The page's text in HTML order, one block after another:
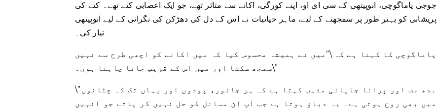
جوجی یاماگوچی، انوپیتھی کے سی ای او، اپنے کورگی، اکانے سے متاثر تھے، جو ایک اعصابی کتے تھے۔ کتے کی
پریشانی کو بہتر طور پر سمجھنے کے لیے، ماہر حیاتیات نے اس کے دل کی دھڑکن کی نگرانی کے لیے انوپیتھی
تیار کی۔
یاماگوچی کا کہنا ہے کہ \”میں نے ہمیشہ محسوس کیا کہ میں اکانے کو اچھی طرح سے نہیں
سمجھ سکتا اور میں اس کے قریب جانا چاہتا ہوں۔\”
\”بدھ مت اور پرانا جاپانی مذہب کہتا ہے کہ ہر جانور، پودوں اور یہاں تک کہ چٹانوں
میں بھی روح ہوتی ہے۔ یہ دباؤ ہوتا ہے جب آپ ان مسائل کو حل نہیں کر پاتے جو انہیں